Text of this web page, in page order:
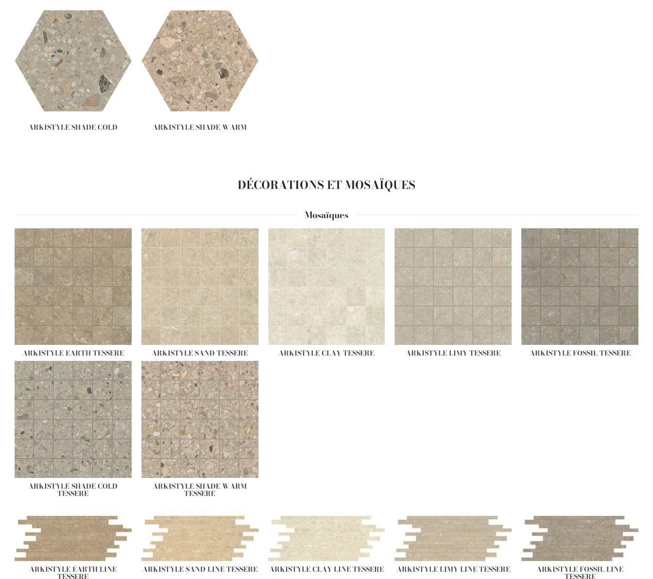
ARKISTYLE SHADE COLD ARKISTYLE SHADE WARM
DÉCORATIONS ET MOSAÏQUES
Mosaïques
ARKISTYLE EARTH TESSERE ARKISTYLE SAND TESSERE ARKISTYLE CLAY TESSERE ARKISTYLE LIMY TESSERE ARKISTYLE FOSSIL TESSERE
ARKISTYLE SHADE COLD
TESSERE
ARKISTYLE SHADE WARM
TESSERE
ARKISTYLE EARTH LINE
TESSERE
ARKISTYLE SAND LINE TESSERE ARKISTYLE CLAY LINE TESSERE ARKISTYLE LIMY LINE TESSERE ARKISTYLE FOSSIL LINE
TESSERE